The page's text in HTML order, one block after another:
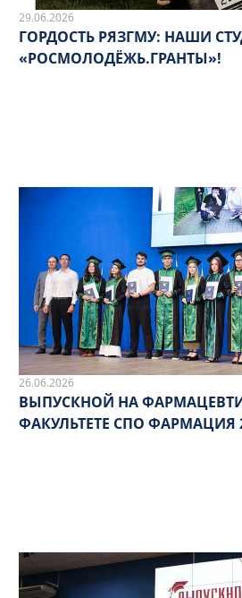
29.06.2026
ГОРДОСТЬ РЯЗГМУ: НАШИ
«РОСМОЛОДЁЖЬ.ГРАНТЫ»!
26.06.2026
ВЫПУСКНОЙ НА
ФАКУЛЬТЕТЕ СПО ФАРМАЦИЯ